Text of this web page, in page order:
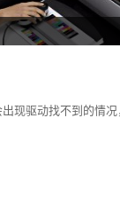
现驱动找不到的情